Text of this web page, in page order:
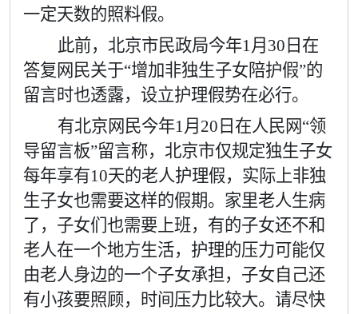
一定天数的照料假。
此前，北京市民政局今年1月 30 日在
答复网民关于“增加非独生子女陪护假”的
留言时也透露，设立护理假势在必行。
有北京网民今年1月 20 日在人民网“领
导留言板”留言称，北京市仅规定独生子女
每年享有10天的老人护理假，实际上非独
生子女也需要这样的假期。家里老人生病
了，子女们也需要上班，有的子女还不和
老人在一个地方生活，护理的压力可能仅
由老人身边的一个子女承担，子女自己还
有小孩要照顾，时间压力比较大。请尽快